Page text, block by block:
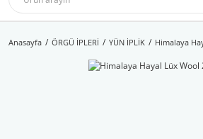
Anasayfa ÖRGÜ İPLERİ YÜN İPLİK Himalaya